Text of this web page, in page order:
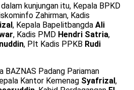
kunjungan itu, Kepala BPKD
Zahirman, Kadis
, Kepala Bapelitbangda Ali
, Kadis PMD Hendri Satria,
, Plt Kadis PPKB Rudi
BAZNAS Padang Pariaman
Kantor Kemenag Syafrizal,